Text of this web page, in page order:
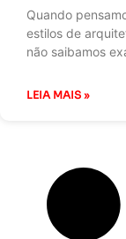
Quando
estilos de
não saibamos
LEIA MAIS »